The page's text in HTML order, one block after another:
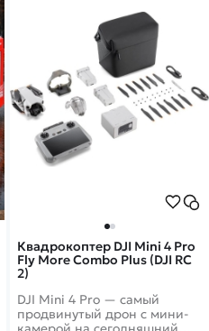
Квадрокоптер DJI Mini 4 Pro
Fly More Combo Plus (DJI RC
2)
DJI Mini 4 Pro — самый
продвинутый дрон с мини-